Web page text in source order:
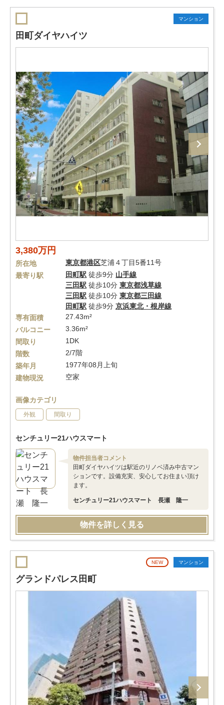
マンション
田町ダイヤハイツ
3,380万円
所在地 東京都港区芝浦４丁目5番11号
最寄り駅
田町駅 徒歩9分 山手線
三田駅 徒歩10分 東京都浅草線
三田駅 徒歩10分 東京都三田線
田町駅 徒歩9分 京浜東北・根岸線
専有面積
27.43m²
バルコニー
3.36m²
間取り
1DK
階数
2/7階
築年月
1977年08月上旬
建物現況
空家
画像カテゴリ
外観 間取り
センチュリー21ハウスマート
物件担当者コメント
田町ダイヤハイツは駅近のリノベ済み中古マン
ションです。設備充実、安心してお住まい頂け
ます。
センチュリー21ハウスマート 長瀬 隆一
物件を詳しく見る
NEW マンション
グランドパレス田町